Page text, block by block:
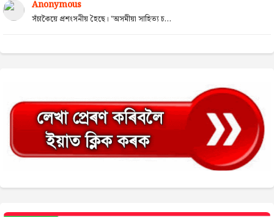
Anonymous
সঁচাকৈয়ে প্ৰশংসনীয় হৈছে। "অসমীয়া সাহিত্য চ...